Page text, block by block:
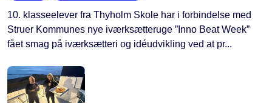
10. klasseelever fra Thyholm Skole har i forbindelse med
Struer Kommunes nye iværksætteruge ”Inno Beat Week”
fået smag på iværksætteri og idéudvikling ved at pr...